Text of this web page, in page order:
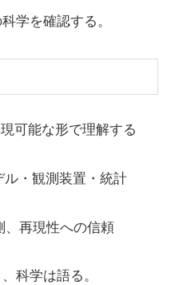
学を確認する。
可能な形で理解する
ル・観測装置・統計
、再現性への信頼
科学は語る。